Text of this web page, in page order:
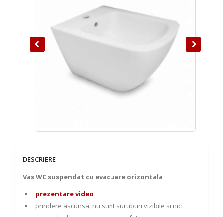
DESCRIERE
Vas WC suspendat cu evacuare orizontala
prezentare video
prindere ascunsa, nu sunt suruburi vizibile si nici